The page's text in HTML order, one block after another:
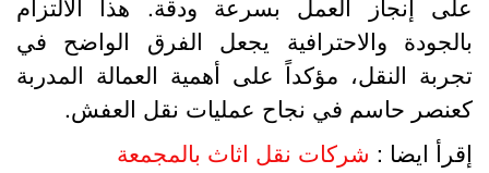
إنجاز العمل بسرعة ودقة. هذا الالتزام
والاحترافية يجعل الفرق الواضح في
النقل، مؤكداً على أهمية العمالة المدربة
حاسم في نجاح عمليات نقل العفش.
ايضا : شركات نقل اثاث بالمجمعة